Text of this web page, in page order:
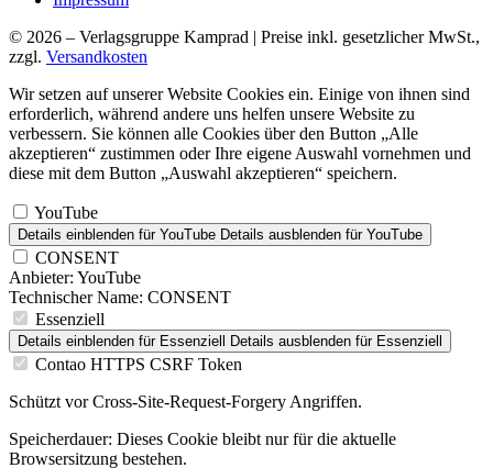
© 2026 – Verlagsgruppe Kamprad | Preise inkl. gesetzlicher MwSt.,
zzgl. Versandkosten
Wir setzen auf unserer Website Cookies ein. Einige von ihnen sind
erforderlich, während andere uns helfen unsere Website zu
verbessern. Sie können alle Cookies über den Button „Alle
akzeptieren“ zustimmen oder Ihre eigene Auswahl vornehmen und
diese mit dem Button „Auswahl akzeptieren“ speichern.
YouTube
Details einblenden für YouTube Details ausblenden für YouTube
CONSENT
Anbieter: YouTube
Technischer Name: CONSENT
Essenziell
Details einblenden für Essenziell Details ausblenden für Essenziell
Contao HTTPS CSRF Token
Schützt vor Cross-Site-Request-Forgery Angriffen.
Speicherdauer: Dieses Cookie bleibt nur für die aktuelle
Browsersitzung bestehen.